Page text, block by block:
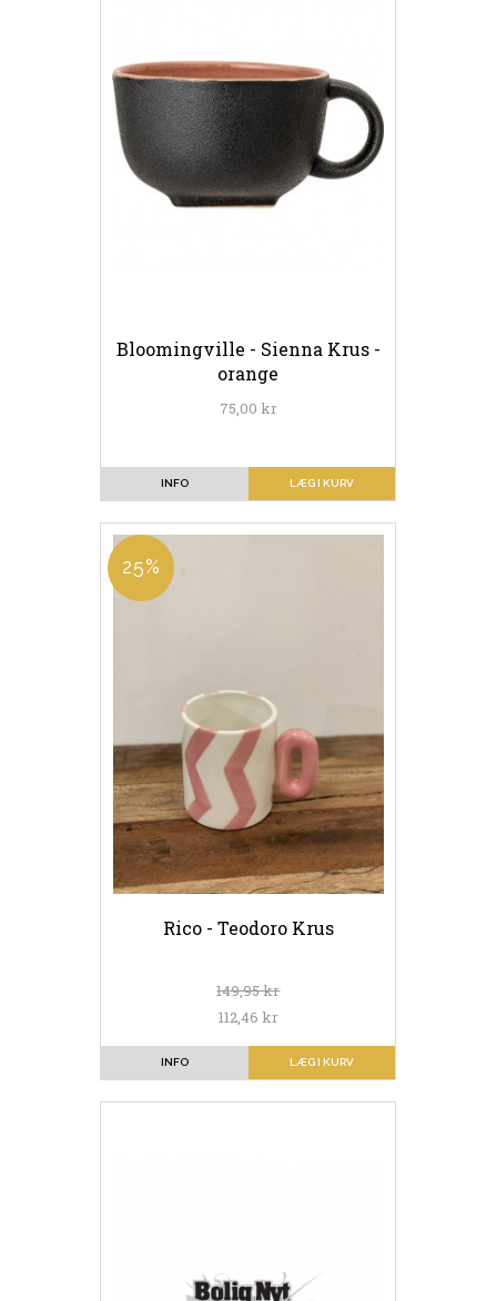
Bloomingville - Sienna Krus -
orange
75,00 kr
LÆG I KURV
INFO
25%
Rico - Teodoro Krus
149,95 kr
112,46 kr
LÆG I KURV
INFO